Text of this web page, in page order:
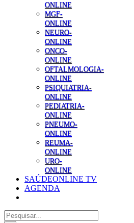
ONLINE
MGF-
ONLINE
NEURO-
ONLINE
ONCO-
ONLINE
OFTALMOLOGIA-
ONLINE
PSIQUIATRIA-
ONLINE
PEDIATRIA-
ONLINE
PNEUMO-
ONLINE
REUMA-
ONLINE
URO-
ONLINE
SAÚDEONLINE TV
AGENDA
Pesquisar